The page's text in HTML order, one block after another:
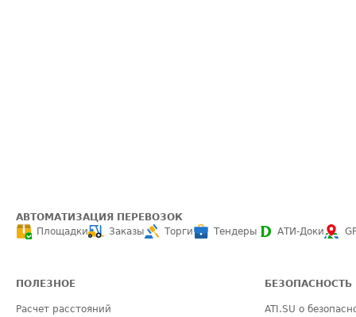
АВТОМАТИЗАЦИЯ ПЕРЕВОЗОК
Площадки
Заказы Торги Тендеры АТИ-Доки
ПОЛЕЗНОЕ
Расчет расстояний
БЕЗОПАСНОСТЬ
ATI.SU о